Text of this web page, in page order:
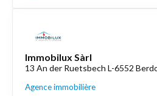
Immobilux Sàrl
13 An der Ruetsbech L-6552
Agence immobilière